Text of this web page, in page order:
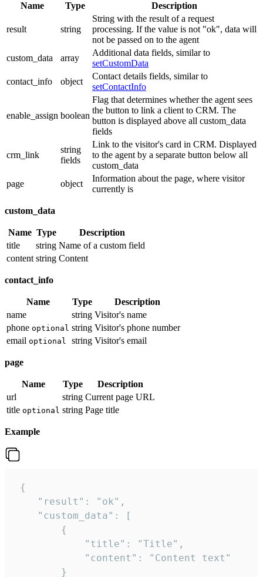
Name Type Description
result string
String with the result of a request
processing. If the value is not "ok", data will
not be passed on to the agent
custom_data
array
Additional data fields, similar to
setCustomData
contact_info
object
Contact details fields, similar to
setContactInfo
enable_assign boolean
Flag that determines whether the agent sees
the button to link a client to CRM. The
button is displayed above all custom_data
fields
crm_link
string
fields
Link to the visitor's card in CRM. Displayed
to the agent by a separate button below all
custom_data
page
object
Information about the page, where visitor
currently is
custom_data
Name Type
Description
title
string Name of a custom field
content string Content
contact_info
Name Type
Description
name
string Visitor's name
phone optional string Visitor's phone number
email optional string Visitor's email
page
Name Type
Description
url
string Current page URL
title optional string Page title
Example
{
    "result": "ok",
    "custom_data": [
        {
            "title": "Title",
            "content": "Content text"
        }